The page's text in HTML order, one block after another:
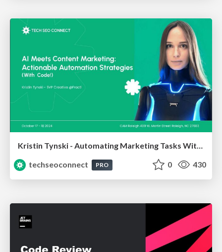
Kristin Tynski - Automating Marketing Tasks With AI
techseoconnect
PRO 0 430